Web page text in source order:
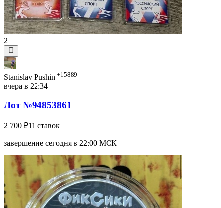
2
Stanislav Pushin +15889
вчера в 22:34
Лот №94853861
2 700 ₽11 ставок
завершение сегодня в 22:00 МСК